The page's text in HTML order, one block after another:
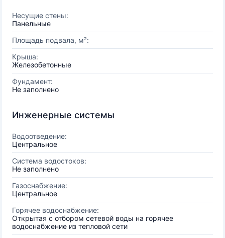
Несущие стены:
Панельные
Площадь подвала, м²:
Крыша:
Железобетонные
Фундамент:
Не заполнено
Инженерные системы
Водоотведение:
Центральное
Система водостоков:
Не заполнено
Газоснабжение:
Центральное
Горячее водоснабжение:
Открытая с отбором сетевой воды на горячее
водоснабжение из тепловой сети